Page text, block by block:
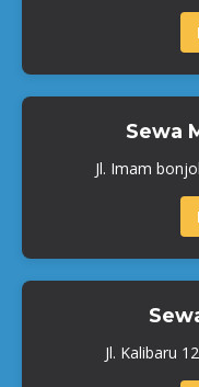
Sewa
Jl. Imam
Jl. Kalibaru